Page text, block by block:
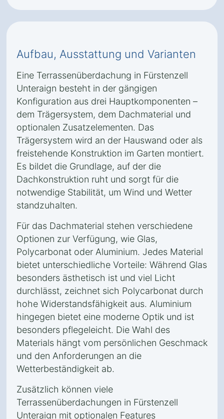
Aufbau, Ausstattung und Varianten
Eine Terrassenüberdachung in Fürstenzell
Unteraign besteht in der gängigen
Konfiguration aus drei Hauptkomponenten –
dem Trägersystem, dem Dachmaterial und
optionalen Zusatzelementen. Das
Trägersystem wird an der Hauswand oder als
freistehende Konstruktion im Garten montiert.
Es bildet die Grundlage, auf der die
Dachkonstruktion ruht und sorgt für die
notwendige Stabilität, um Wind und Wetter
standzuhalten.
Für das Dachmaterial stehen verschiedene
Optionen zur Verfügung, wie Glas,
Polycarbonat oder Aluminium. Jedes Material
bietet unterschiedliche Vorteile: Während Glas
besonders ästhetisch ist und viel Licht
durchlässt, zeichnet sich Polycarbonat durch
hohe Widerstandsfähigkeit aus. Aluminium
hingegen bietet eine moderne Optik und ist
besonders pflegeleicht. Die Wahl des
Materials hängt vom persönlichen Geschmack
und den Anforderungen an die
Wetterbeständigkeit ab.
Zusätzlich können viele
Terrassenüberdachungen in Fürstenzell
Unteraign mit optionalen Features